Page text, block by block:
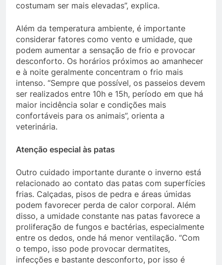
costumam ser mais elevadas”, explica.
Além da temperatura ambiente, é importante
considerar fatores como vento e umidade, que
podem aumentar a sensação de frio e provocar
desconforto. Os horários próximos ao amanhecer
e à noite geralmente concentram o frio mais
intenso. “Sempre que possível, os passeios devem
ser realizados entre 10h e 15h, período em que há
maior incidência solar e condições mais
confortáveis para os animais”, orienta a
veterinária.
Atenção especial às patas
Outro cuidado importante durante o inverno está
relacionado ao contato das patas com superfícies
frias. Calçadas, pisos de pedra e áreas úmidas
podem favorecer perda de calor corporal. Além
disso, a umidade constante nas patas favorece a
proliferação de fungos e bactérias, especialmente
entre os dedos, onde há menor ventilação. “Com
o tempo, isso pode provocar dermatites,
infecções e bastante desconforto, por isso é